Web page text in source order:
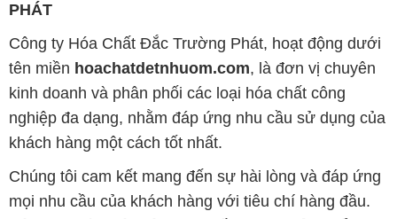
PHÁT
Công ty Hóa Chất Đắc Trường Phát, hoạt động dưới
tên miền hoachatdetnhuom.com, là đơn vị chuyên
kinh doanh và phân phối các loại hóa chất công
nghiệp đa dạng, nhằm đáp ứng nhu cầu sử dụng của
khách hàng một cách tốt nhất.
Chúng tôi cam kết mang đến sự hài lòng và đáp ứng
mọi nhu cầu của khách hàng với tiêu chí hàng đầu.